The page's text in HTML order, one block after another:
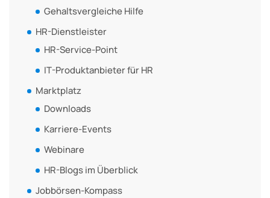
Gehaltsvergleiche Hilfe
HR-Dienstleister
HR-Service-Point
IT-Produktanbieter für HR
Marktplatz
Downloads
Karriere-Events
Webinare
HR-Blogs im Überblick
Jobbörsen-Kompass